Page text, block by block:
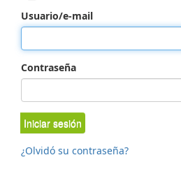
Usuario/e-mail
Contraseña
Iniciar sesión
¿Olvidó su contraseña?